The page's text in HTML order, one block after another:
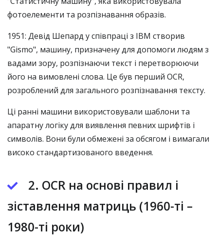
фотоелементи та розпізнавання образів.
1951: Девід Шепард у співпраці з IBM створив
"Gismo", машину, призначену для допомоги людям з
вадами зору, розпізнаючи текст і перетворюючи
його на вимовлені слова. Це був перший OCR,
розроблений для загального розпізнавання тексту.
Ці ранні машини використовували шаблони та
апаратну логіку для виявлення певних шрифтів і
символів. Вони були обмежені за обсягом і вимагали
високо стандартизованого введення.
2. OCR на основі правил і
зіставлення матриць (1960-ті –
1980-ті роки)